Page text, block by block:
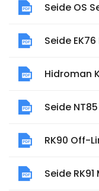
Seide OS
Seide
Hidroman
Seide
RK90 Off-
Seide